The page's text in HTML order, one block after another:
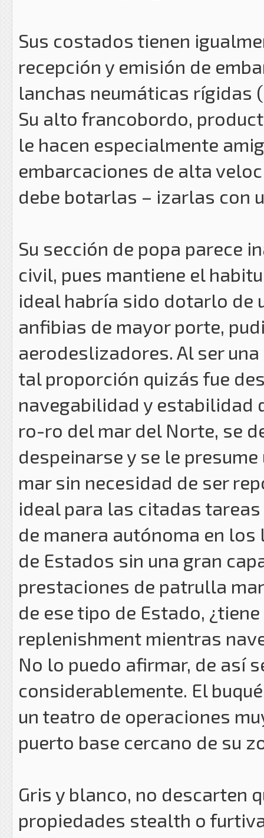
Sus costados tienen
recepción y emisión de
lanchas neumáticas
Su alto francobordo,
le hacen especialmente
embarcaciones de alta
debe botarlas – izarlas con
Su sección de popa parece
civil, pues mantiene el
ideal habría sido dotarlo de
anfibias de mayor porte,
aerodeslizadores. Al ser
tal proporción quizás fue
navegabilidad y estabilidad
ro-ro del mar del Norte, se
despeinarse y se le
mar sin necesidad de ser
ideal para las citadas
de manera autónoma en
de Estados sin una gran
prestaciones de patrulla
de ese tipo de Estado,
replenishment mientras
No lo puedo afirmar, de así
considerablemente. El
un teatro de operaciones
puerto base cercano de su
Gris y blanco, no descarten
propiedades stealth o